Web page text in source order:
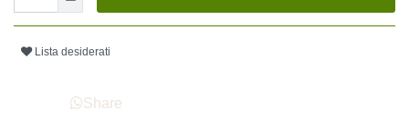
Lista desiderati
Share